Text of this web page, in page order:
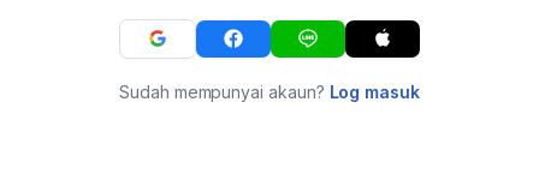
Sudah mempunyai akaun? Log masuk